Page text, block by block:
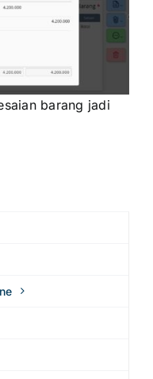
barang jadi